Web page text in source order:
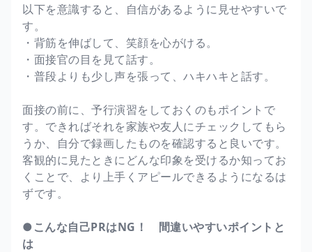
以下を意識すると、自信があるように見せやすいで
す。
・背筋を伸ばして、笑顔を心がける。
・面接官の目を見て話す。
・普段よりも少し声を張って、ハキハキと話す。
面接の前に、予行演習をしておくのもポイントで
す。できればそれを家族や友人にチェックしてもら
うか、自分で録画したものを確認すると良いです。
客観的に見たときにどんな印象を受けるか知ってお
くことで、より上手くアピールできるようになるは
ずです。
●こんな自己PRはNG！ 間違いやすいポイントと
は